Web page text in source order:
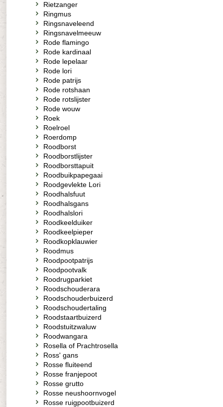
Rietzanger
Ringmus
Ringsnaveleend
Ringsnavelmeeuw
Rode flamingo
Rode kardinaal
Rode lepelaar
Rode lori
Rode patrijs
Rode rotshaan
Rode rotslijster
Rode wouw
Roek
Roelroel
Roerdomp
Roodborst
Roodborstlijster
Roodborsttapuit
Roodbuikpapegaai
Roodgevlekte Lori
Roodhalsfuut
Roodhalsgans
Roodhalslori
Roodkeelduiker
Roodkeelpieper
Roodkopklauwier
Roodmus
Roodpootpatrijs
Roodpootvalk
Roodrugparkiet
Roodschouderara
Roodschouderbuizerd
Roodschoudertaling
Roodstaartbuizerd
Roodstuitzwaluw
Roodwangara
Rosella of Prachtrosella
Ross' gans
Rosse fluiteend
Rosse franjepoot
Rosse grutto
Rosse neushoornvogel
Rosse ruigpootbuizerd